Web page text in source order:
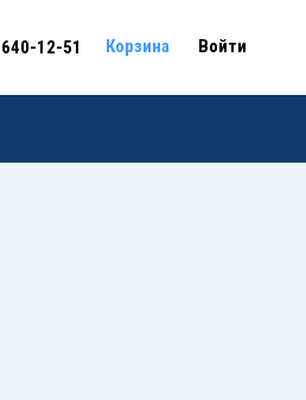
12-51 Корзина Войти